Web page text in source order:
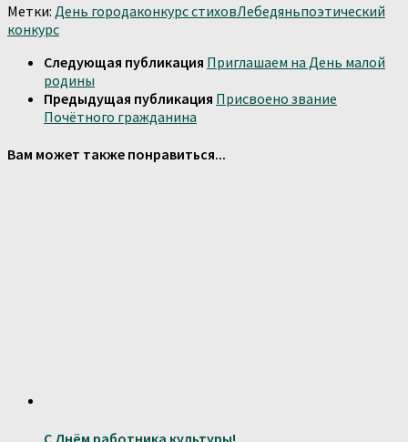
Метки: День городаконкурс стиховЛебедяньпоэтический
конкурс
Следующая публикация Приглашаем на День малой
родины
Предыдущая публикация Присвоено звание
Почётного гражданина
Вам может также понравиться...
С Днём работника культуры!